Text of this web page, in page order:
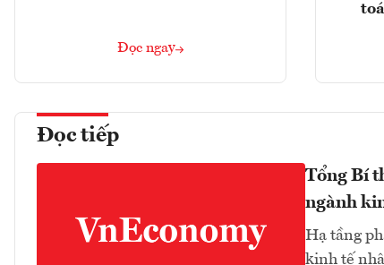
Đọc ngay
Đọc tiếp
Tổng Bí
ngành
Hạ tầng
kinh tế